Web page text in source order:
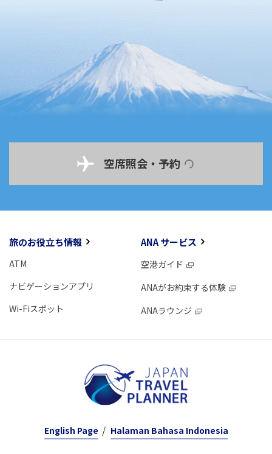
空席照会・予約
旅のお役立ち情報
ATM
ナビゲーションアプリ
Wi-Fiスポット
ANA サービス
空港ガイド
ANAがお約束する体験
ANAラウンジ
English Page Halaman Bahasa Indonesia